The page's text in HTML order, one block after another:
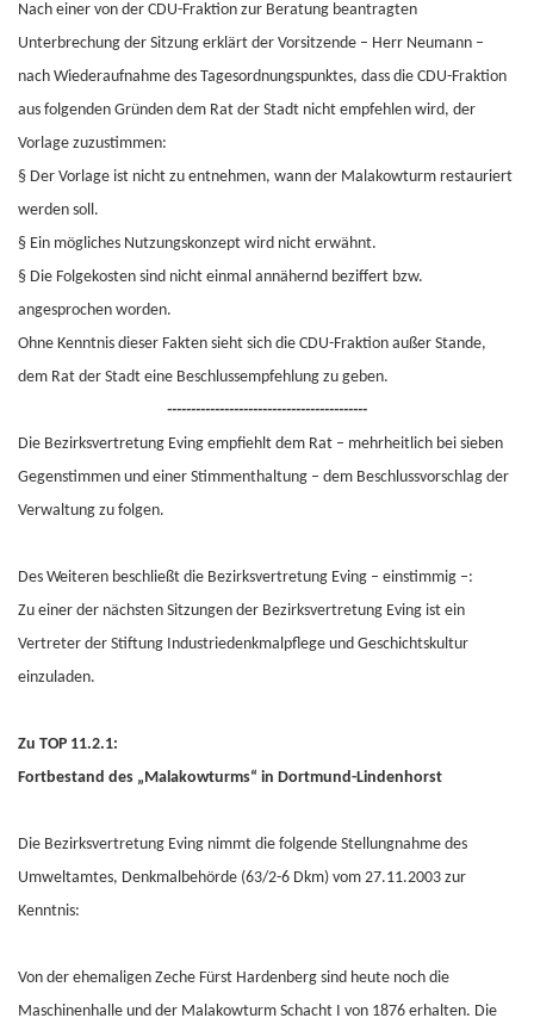
Nach einer von der CDU-Fraktion zur Beratung beantragten
Unterbrechung der Sitzung erklärt der Vorsitzende – Herr Neumann –
nach Wiederaufnahme des Tagesordnungspunktes, dass die CDU-Fraktion
aus folgenden Gründen dem Rat der Stadt nicht empfehlen wird, der
Vorlage zuzustimmen:
§ Der Vorlage ist nicht zu entnehmen, wann der Malakowturm restauriert
werden soll.
§ Ein mögliches Nutzungskonzept wird nicht erwähnt.
§ Die Folgekosten sind nicht einmal annähernd beziffert bzw.
angesprochen worden.
Ohne Kenntnis dieser Fakten sieht sich die CDU-Fraktion außer Stande,
dem Rat der Stadt eine Beschlussempfehlung zu geben.
------------------------------------------
Die Bezirksvertretung Eving empfiehlt dem Rat – mehrheitlich bei sieben
Gegenstimmen und einer Stimmenthaltung – dem Beschlussvorschlag der
Verwaltung zu folgen.
Des Weiteren beschließt die Bezirksvertretung Eving – einstimmig –:
Zu einer der nächsten Sitzungen der Bezirksvertretung Eving ist ein
Vertreter der Stiftung Industriedenkmalpflege und Geschichtskultur
einzuladen.
Zu TOP 11.2.1:
Fortbestand des „Malakowturms“ in Dortmund-Lindenhorst
Die Bezirksvertretung Eving nimmt die folgende Stellungnahme des
Umweltamtes, Denkmalbehörde (63/2-6 Dkm) vom 27.11.2003 zur
Kenntnis:
Von der ehemaligen Zeche Fürst Hardenberg sind heute noch die
Maschinenhalle und der Malakowturm Schacht I von 1876 erhalten. Die